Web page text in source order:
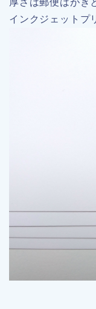
厚さは郵便はがき
インクジェットプ